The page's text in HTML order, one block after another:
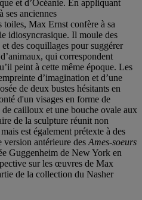
et d’Océanie. En appliquant
ses anciennes
toiles, Max Ernst confère à sa
idiosyncrasique. Il moule des
des coquillages pour suggérer
qui correspondent
peint à cette même époque. Les
d’imagination et d’une
de deux bustes hésitants en
d'un visages en forme de
cailloux et une bouche ovale aux
de la sculpture réunit non
est également prétexte à des
version antérieure des Ames-soeurs
Guggenheim de New York en
sur les œuvres de Max
de la collection du Nasher